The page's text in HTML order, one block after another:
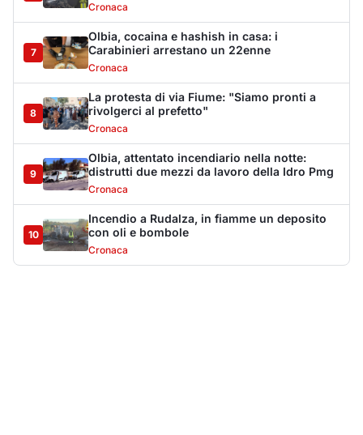
Cronaca
7
Olbia, cocaina e hashish in casa: i
Carabinieri arrestano un 22enne
Cronaca
8
La protesta di via Fiume: "Siamo pronti a
rivolgerci al prefetto"
Cronaca
9
Olbia, attentato incendiario nella notte:
distrutti due mezzi da lavoro della Idro Pmg
Cronaca
10
Incendio a Rudalza, in fiamme un deposito
con oli e bombole
Cronaca